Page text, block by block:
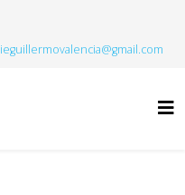
ieguillermovalencia@gmail.com